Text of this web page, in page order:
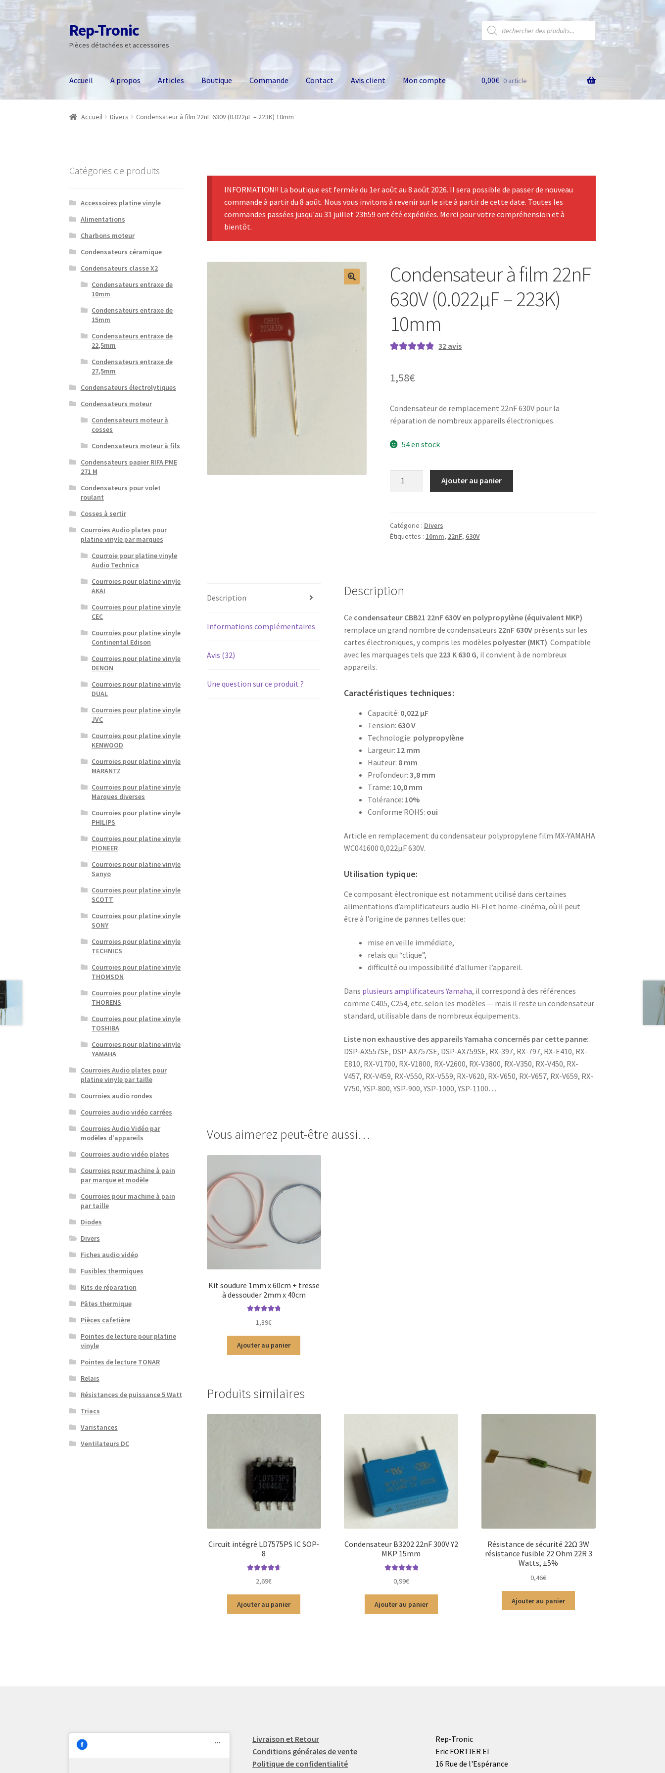
Aller
à
la
Aller
au
contenu
Rep-Tronic
Pièces détachées et accessoires
Recherche
de
produits
Accueil A propos Articles Boutique Commande Contact Avis client Mon compte 0,00€ 0 article
Accueil Divers Condensateur à film 22nF 630V (0.022µF – 223K) 10mm
INFORMATION!! La boutique est fermée du 1er août au 8 août 2026. Il sera possible de passer de nouveau
commande à partir du 8 août. Nous vous invitons à revenir sur le site à partir de cette date. Toutes les
commandes passées jusqu'au 31 juillet 23h59 ont été expédiées. Merci pour votre compréhension et à
bientôt.
Condensateur à film 22nF
630V (0.022µF – 223K)
10mm
notations
32 avis
1,58€
Condensateur de remplacement 22nF 630V pour la
réparation de nombreux appareils électroniques.
54 en stock
film
22nF
223K)
Ajouter au panier
Catégorie : Divers
Étiquettes : 10mm, 22nF, 630V
Description
Informations complémentaires
Avis (32)
Une question sur ce produit ?
Description
Ce condensateur CBB21 22nF 630V en polypropylène (équivalent MKP)
remplace un grand nombre de condensateurs 22nF 630V présents sur les
cartes électroniques, y compris les modèles polyester (MKT). Compatible
avec les marquages tels que 223 K 630 G, il convient à de nombreux
appareils.
Caractéristiques techniques:
Capacité: 0,022 μF
Tension: 630 V
Technologie: polypropylène
Largeur: 12 mm
Hauteur: 8 mm
Profondeur:3,8 mm
Trame: 10,0 mm
Tolérance: 10%
Conforme ROHS: oui
Article en remplacement du condensateur polypropylene film MX-YAMAHA
WC041600 0,022µF 630V.
Utilisation typique:
Ce composant électronique est notamment utilisé dans certaines
alimentations d’amplificateurs audio Hi-Fi et home-cinéma, où il peut
être à l’origine de pannes telles que:
mise en veille immédiate,
relais qui “clique”,
difficulté ou impossibilité d’allumer l’appareil.
Dans plusieurs amplificateurs Yamaha, il correspond à des références
comme C405, C254, etc. selon les modèles — mais il reste un condensateur
standard, utilisable dans de nombreux équipements.
Liste non exhaustive des appareils Yamaha concernés par cette panne:
DSP-AX557SE, DSP-AX757SE, DSP-AX759SE, RX-397, RX-797, RX-E410, RX-
E810, RX-V1700, RX-V1800, RX-V2600, RX-V3800, RX-V350, RX-V450, RX-
V457, RX-V459, RX-V550, RX-V559, RX-V620, RX-V650, RX-V657, RX-V659, RX-
V750, YSP-800, YSP-900, YSP-1000, YSP-1100…
Vous aimerez peut-être aussi…
Kit soudure 1mm x 60cm + tresse
à dessouder 2mm x 40cm
5
1,89€
Ajouter au panier
Produits similaires
Circuit intégré LD7575PS IC SOP-
8
2,69€
Ajouter au panier
Condensateur B3202 22nF 300V Y2
MKP 15mm
0,99€
Ajouter au panier
Résistance de sécurité 22Ω 3W
résistance fusible 22 Ohm 22R 3
Watts, ±5%
0,46€
Ajouter au panier
Catégories de produits
Accessoires platine vinyle
Alimentations
Charbons moteur
Condensateurs céramique
Condensateurs classe X2
Condensateurs entraxe de
10mm
Condensateurs entraxe de
15mm
Condensateurs entraxe de
22,5mm
Condensateurs entraxe de
27,5mm
Condensateurs électrolytiques
Condensateurs moteur
Condensateurs moteur à
cosses
Condensateurs moteur à fils
Condensateurs papier RIFA PME
271 M
Condensateurs pour volet
roulant
Cosses à sertir
Courroies Audio plates pour
platine vinyle par marques
Courroie pour platine vinyle
Audio Technica
Courroies pour platine vinyle
AKAI
Courroies pour platine vinyle
CEC
Courroies pour platine vinyle
Continental Edison
Courroies pour platine vinyle
DENON
Courroies pour platine vinyle
DUAL
Courroies pour platine vinyle
JVC
Courroies pour platine vinyle
KENWOOD
Courroies pour platine vinyle
MARANTZ
Courroies pour platine vinyle
Marques diverses
Courroies pour platine vinyle
PHILIPS
Courroies pour platine vinyle
PIONEER
Courroies pour platine vinyle
Sanyo
Courroies pour platine vinyle
SCOTT
Courroies pour platine vinyle
SONY
Courroies pour platine vinyle
TECHNICS
Courroies pour platine vinyle
THOMSON
Courroies pour platine vinyle
THORENS
Courroies pour platine vinyle
TOSHIBA
Courroies pour platine vinyle
YAMAHA
Courroies Audio plates pour
platine vinyle par taille
Courroies audio rondes
Courroies audio vidéo carrées
Courroies Audio Vidéo par
modèles d'appareils
Courroies audio vidéo plates
Courroies pour machine à pain
par marque et modèle
Courroies pour machine à pain
par taille
Diodes
Divers
Fiches audio vidéo
Fusibles thermiques
Kits de réparation
Pâtes thermique
Pièces cafetière
Pointes de lecture pour platine
vinyle
Pointes de lecture TONAR
Relais
Résistances de puissance 5 Watt
Triacs
Varistances
Ventilateurs DC
Livraison et Retour
Conditions générales de vente
Politique de confidentialité
Rep-Tronic
Eric FORTIER EI
16 Rue de l'Espérance